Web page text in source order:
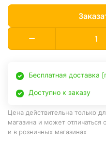
Бесплатная доставка
Доступно к заказу
Цена действительна только
магазина и может отличаться
и в розничных магазинах